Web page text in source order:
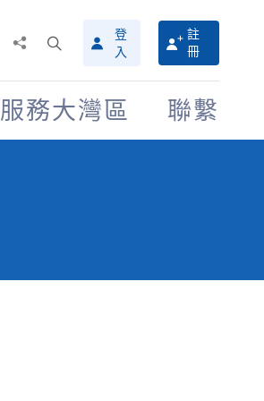
搜
尋
介
面
登
入
註
冊
服務大灣區 聯繫